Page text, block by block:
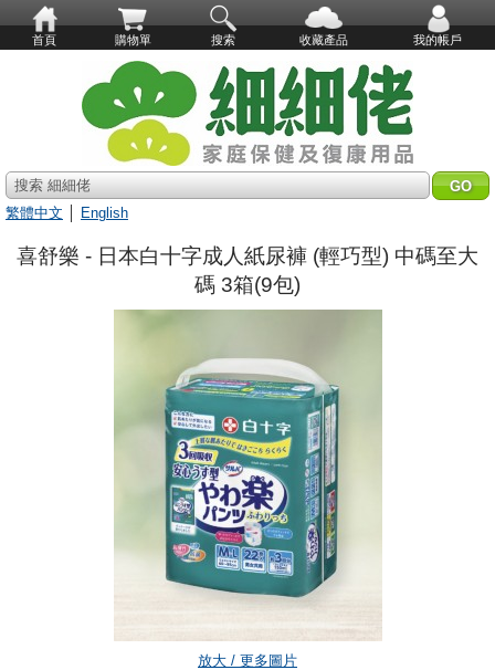
首頁 購物單 搜索 收藏產品 我的帳戶
搜索 細細佬
繁體中文
English
喜舒樂 - 日本白十字成人紙尿褲 (輕巧型) 中碼至大
碼 3箱(9包)
放大 / 更多圖片